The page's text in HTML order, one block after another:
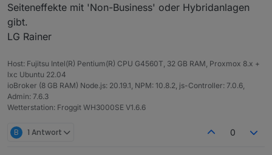
Seiteneffekte mit 'Non-Business' oder Hybridanlagen
gibt.
LG Rainer
Host: Fujitsu Intel(R) Pentium(R) CPU G4560T, 32 GB RAM, Proxmox 8.x +
lxc Ubuntu 22.04
ioBroker (8 GB RAM) Node.js: 20.19.1, NPM: 10.8.2, js-Controller: 7.0.6,
Admin: 7.6.3
Wetterstation: Froggit WH3000SE V1.6.6
B 1 Antwort 0